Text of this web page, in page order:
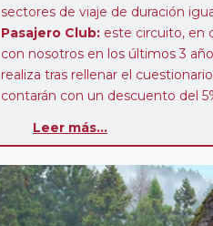
sectores de viaje de duración
Pasajero Club: este circuito, en
con nosotros en los últimos 3
realiza tras rellenar el
contarán con un descuento del
Leer más...